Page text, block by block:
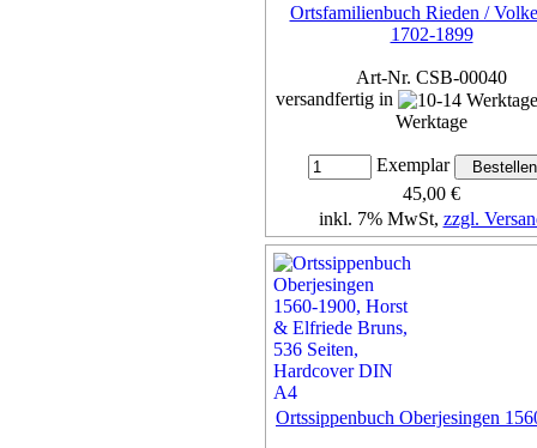
Ortsfamilienbuch Rieden /
1702-1899
Art-Nr. CSB-00040
versandfertig in
Werktage
Exemplar
45,00 €
inkl. 7% MwSt, zzgl.
Details...
Ortssippenbuch Oberjesingen